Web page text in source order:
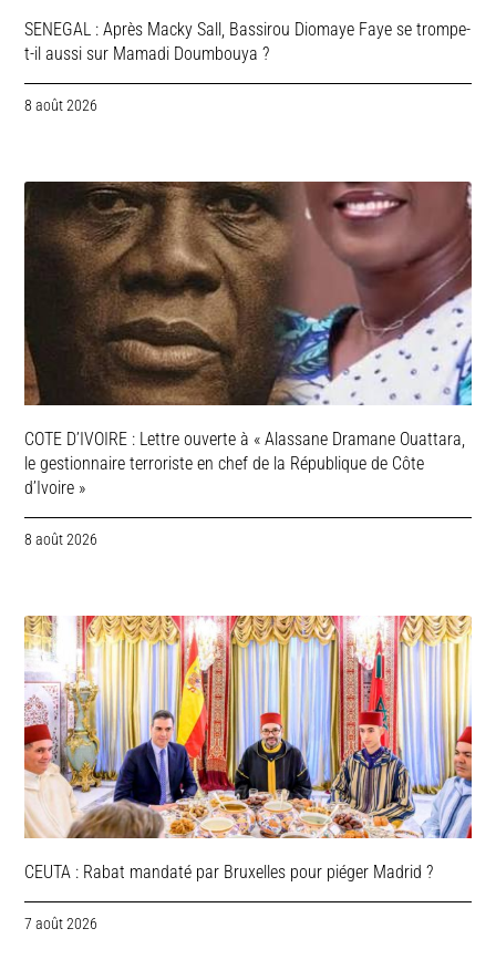
SENEGAL : Après Macky Sall, Bassirou Diomaye Faye se trompe-
t-il aussi sur Mamadi Doumbouya ?
8 août 2026
COTE D’IVOIRE : Lettre ouverte à « Alassane Dramane Ouattara,
le gestionnaire terroriste en chef de la République de Côte
d’Ivoire »
8 août 2026
CEUTA : Rabat mandaté par Bruxelles pour piéger Madrid ?
7 août 2026